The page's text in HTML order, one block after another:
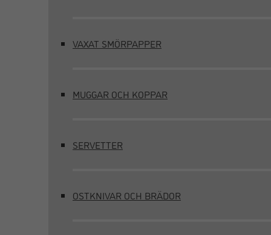
VAXAT SMÖRPAPPER
MUGGAR OCH KOPPAR
SERVETTER
OSTKNIVAR OCH BRÄDOR